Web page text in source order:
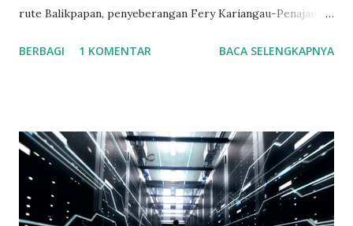
rute Balikpapan, penyeberangan Fery Kariangau-Penajam
Binuang, Mataraman, Astambul, Martapura, Banjarbaru,
keadaanny antri mau masuk ke Fery. Karena mendekati mau
libur hari raya kurban dan weekend jadi diperkirakan
karena ituah banyak orang melakukan perjalanan Kaltim ke
Kalsel. Saat di Fery aku naik ke rooftop ada tempat duduk di
BERBAGI 1 KOMENTAR BACA SELENGKAPNYA